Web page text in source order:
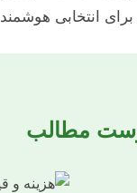
برای انتخابی
مطالب